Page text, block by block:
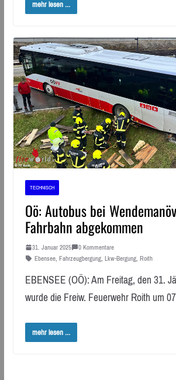
mehr lesen ...
TECHNISCH
Oö: Autobus bei
Fahrbahn abgekommen
31. Januar 2025
0 Kommentare
Ebensee, Fahrzeugbergung, Lkw-Bergung, Roith
EBENSEE (OÖ): Am Freitag, den 31.
wurde die Freiw. Feuerwehr Roith um
mehr lesen ...